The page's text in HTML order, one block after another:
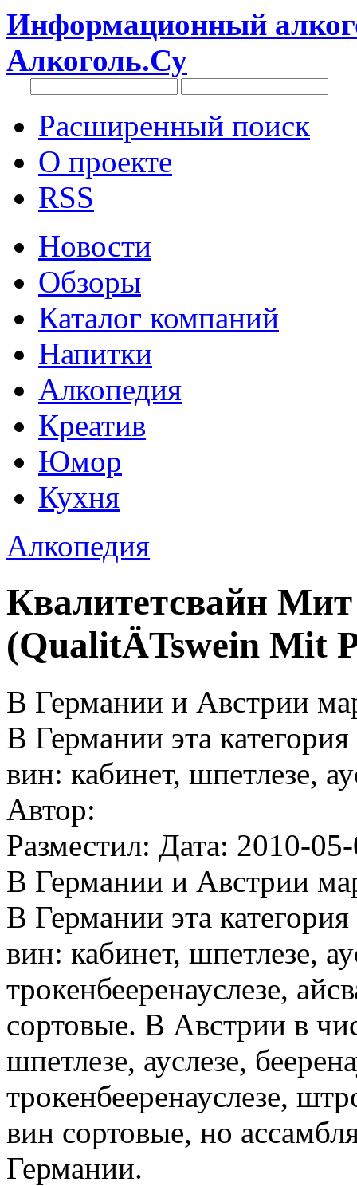
Информационный
Алкоголь.Су
Расширенный поиск
О проекте
RSS
Новости
Обзоры
Каталог компаний
Напитки
Алкопедия
Креатив
Юмор
Кухня
Алкопедия
Квалитетсвайн
(QualitÄTswein Mit
В Германии и Австрии
В Германии эта
вин: кабинет, шпетлезе,
Автор:
Разместил: Дата: 2010-
В Германии и Австрии
В Германии эта
вин: кабинет, шпетлезе,
трокенбееренауслезе,
сортовые. В Австрии в
шпетлезе, ауслезе,
трокенбееренауслезе,
вин сортовые, но
Германии.